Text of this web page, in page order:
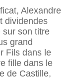
Alexandre
dividendes
sur son titre
grand
Fils dans le
fille dans le
de Castille,